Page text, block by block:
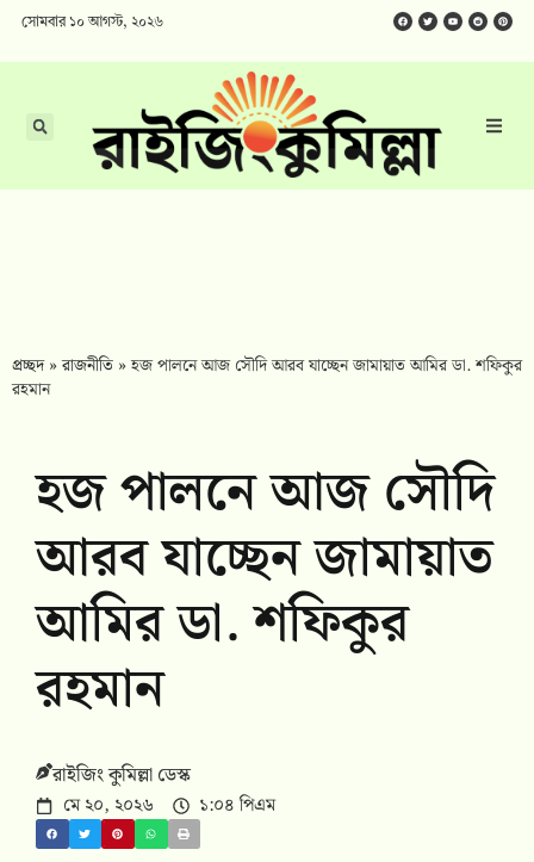
সোমবার ১০ আগস্ট, ২০২৬
প্রচ্ছদ»রাজনীতি »হজ পালনে আজ সৌদি আরব যাচ্ছেন জামায়াত আমির ডা. শফিকুর
রহমান
হজ পালনে আজ সৌদি
আরব যাচ্ছেন জামায়াত
আমির ডা. শফিকুর
রহমান
রাইজিং কুমিল্লা ডেস্ক
মে ২০, ২০২৬ ১:০৪ পিএম